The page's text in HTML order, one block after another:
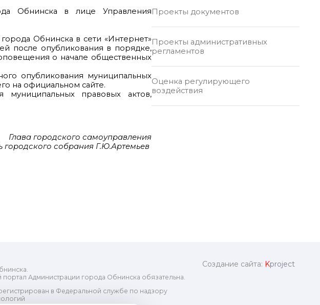
Обнинска в лице Управления
Обнинска в сети «Интернет»
после опубликования в порядке,
о начале общественных
опубликования муниципальных
на официальном сайте.
муниципальных правовых актов,
Глава городского самоуправления
городского собрания Г.Ю.Артемьев
Проекты документов
Проекты административных
регламентов
Оценка регулирующего
воздействия
Администрации города Обнинска обязательна.
в Федеральной службе по надзору
Создание сайта: Kproject